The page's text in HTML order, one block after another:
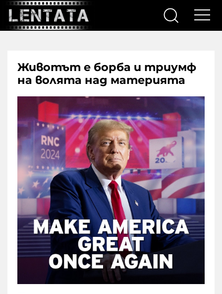
Животът е борба и триумф
на волята над материята